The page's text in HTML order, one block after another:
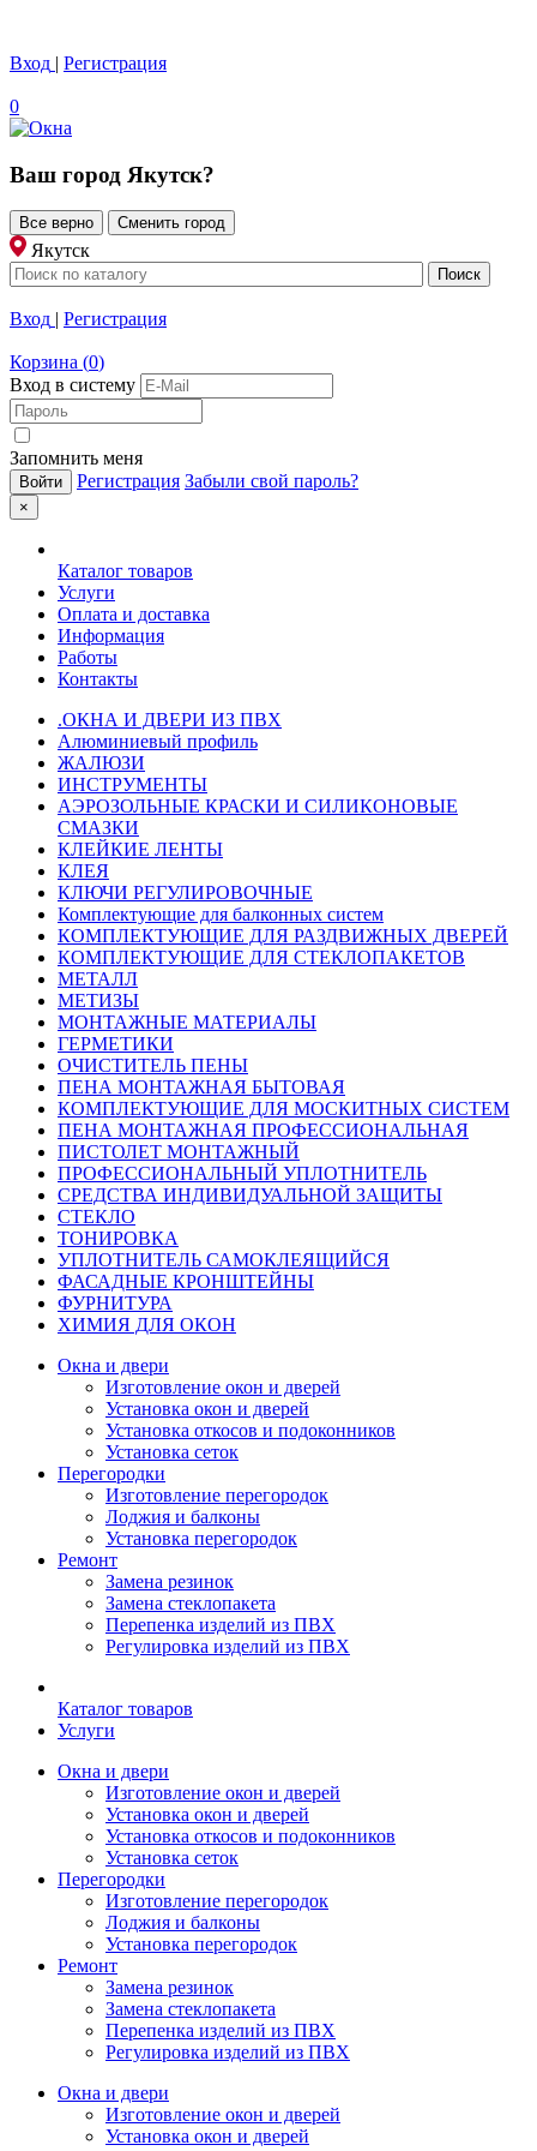
Вход | Регистрация
0
Ваш город Якутск?
Все верно Сменить город
Якутск
Вход | Регистрация
Корзина (0)
Вход в систему
Запомнить меня
Регистрация Забыли свой пароль?
×
Каталог товаров
Услуги
Оплата и доставка
Информация
Работы
Контакты
.ОКНА И ДВЕРИ ИЗ ПВХ
Алюминиевый профиль
ЖАЛЮЗИ
ИНСТРУМЕНТЫ
АЭРОЗОЛЬНЫЕ КРАСКИ И СИЛИКОНОВЫЕ
СМАЗКИ
КЛЕЙКИЕ ЛЕНТЫ
КЛЕЯ
КЛЮЧИ РЕГУЛИРОВОЧНЫЕ
Комплектующие для балконных систем
КОМПЛЕКТУЮЩИЕ ДЛЯ РАЗДВИЖНЫХ ДВЕРЕЙ
КОМПЛЕКТУЮЩИЕ ДЛЯ СТЕКЛОПАКЕТОВ
МЕТАЛЛ
МЕТИЗЫ
МОНТАЖНЫЕ МАТЕРИАЛЫ
ГEPМЕТИКИ
ОЧИСТИТЕЛЬ ПЕНЫ
ПЕНА МОНТАЖНАЯ БЫТОВАЯ
КОМПЛЕКТУЮЩИЕ ДЛЯ МОСКИТНЫХ СИСТЕМ
ПЕНА МОНТАЖНАЯ ПРОФЕССИОНАЛЬНАЯ
ПИСТОЛЕТ МОНТАЖНЫЙ
ПРОФЕССИОНАЛЬНЫЙ УПЛОТНИТЕЛЬ
СРЕДСТВА ИНДИВИДУАЛЬНОЙ ЗАЩИТЫ
СТЕКЛО
ТОНИРОВКА
УПЛОТНИТЕЛЬ САМОКЛЕЯЩИЙСЯ
ФАСАДНЫЕ КРОНШТЕЙНЫ
ФУРНИТУРА
ХИМИЯ ДЛЯ ОКОН
Окна и двери
Изготовление окон и дверей
Установка окон и дверей
Установка откосов и подоконников
Установка сеток
Перегородки
Изготовление перегородок
Лоджия и балконы
Установка перегородок
Ремонт
Замена резинок
Замена стеклопакета
Перепенка изделий из ПВХ
Регулировка изделий из ПВХ
Каталог товаров
Услуги
Окна и двери
Изготовление окон и дверей
Установка окон и дверей
Установка откосов и подоконников
Установка сеток
Перегородки
Изготовление перегородок
Лоджия и балконы
Установка перегородок
Ремонт
Замена резинок
Замена стеклопакета
Перепенка изделий из ПВХ
Регулировка изделий из ПВХ
Окна и двери
Изготовление окон и дверей
Установка окон и дверей